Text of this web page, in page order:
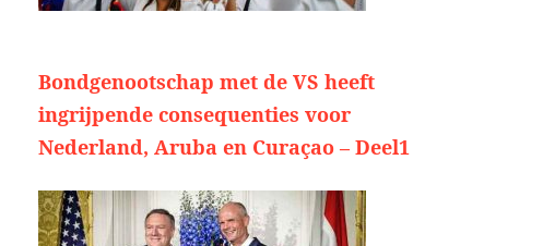
Bondgenootschap met de VS heeft
ingrijpende consequenties voor
Nederland, Aruba en Curaçao – Deel1